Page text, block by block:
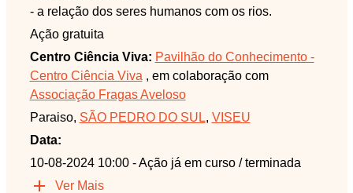
- a relação dos seres humanos com os rios.
Ação gratuita
Centro Ciência Viva: Pavilhão do Conhecimento -
Centro Ciência Viva , em colaboração com
Associação Fragas Aveloso
Paraiso, SÃO PEDRO DO SUL, VISEU
Data:
10-08-2024 10:00 - Ação já em curso / terminada
Ver Mais